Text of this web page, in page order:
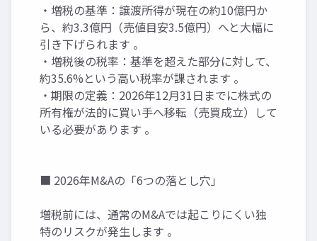
・増税の基準：譲渡所得が現在の約10億円か
ら、約3.3億円（売値目安3.5億円）へと大幅に
引き下げられます 。
・増税後の税率：基準を超えた部分に対して、
約35.6%という高い税率が課されます 。
・期限の定義：2026年12月31日までに株式の
所有権が法的に買い手へ移転（売買成立）して
いる必要があります 。
■ 2026年M&Aの「6つの落とし穴」
増税前には、通常のM&Aでは起こりにくい独
特のリスクが発生します 。